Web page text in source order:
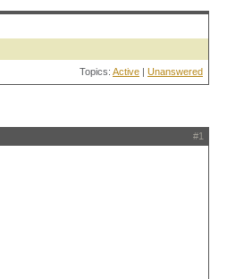
Topics: Active | Unanswered
#1